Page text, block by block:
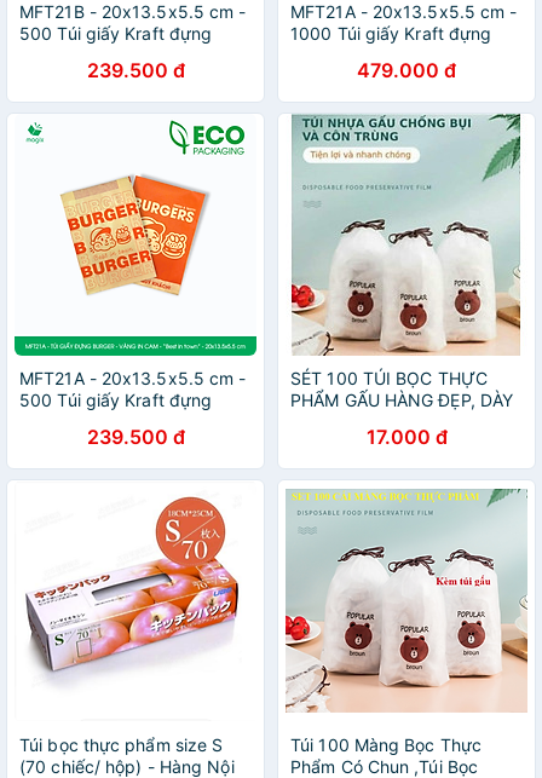
MFT21B - 20x13.5x5.5 cm -
500 Túi giấy Kraft đựng
túi đựng thực phẩm
239.500 đ
MFT21A - 20x13.5x5.5 cm -
1000 Túi giấy Kraft đựng
túi đựng thực phẩm
479.000 đ
MFT21A - 20x13.5x5.5 cm -
500 Túi giấy Kraft đựng
túi đựng thực phẩm
239.500 đ
SÉT 100 TÚI BỌC THỰC
PHẨM GẤU HÀNG ĐẸP, DÀY
17.000 đ
Túi bọc thực phẩm size S
(70 chiếc/ hộp) - Hàng Nội
Túi 100 Màng Bọc Thực
Phẩm Có Chun ,Túi Bọc